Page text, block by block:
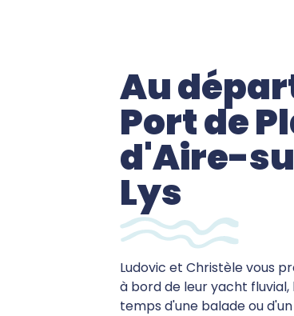
Au
Port de
d'Aire-
Lys
Ludovic et Christèle vous
à bord de leur yacht fluvial,
temps d'une balade ou